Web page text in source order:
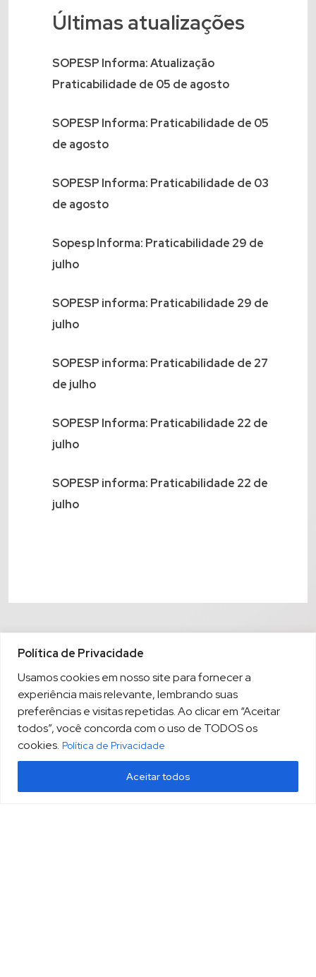
Política de Privacidade
Usamos cookies em nosso site para fornecer a
experiência mais relevante, lembrando suas
preferências e visitas repetidas. Ao clicar em “Aceitar
todos”, você concorda com o uso de TODOS os
cookies. Política de Privacidade
Aceitar todos
Últimas atualizações
SOPESP Informa: Atualização
Praticabilidade de 05 de agosto
SOPESP Informa: Praticabilidade de 05
de agosto
SOPESP Informa: Praticabilidade de 03
de agosto
Sopesp Informa: Praticabilidade 29 de
julho
SOPESP informa: Praticabilidade 29 de
julho
SOPESP informa: Praticabilidade de 27
de julho
SOPESP Informa: Praticabilidade 22 de
julho
SOPESP informa: Praticabilidade 22 de
julho